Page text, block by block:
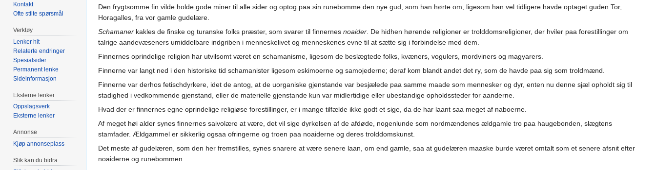
Den frygtsomme fin vilde holde gode miner til alle sider og optog paa sin runebomme den nye gud, som han hørte om, ligesom han vel tidligere havde optaget guden Tor,
Horagalles, fra vor gamle gudelære.
Schamaner kakles de finske og turanske folks præster, som svarer til finnernes noaider. De hidhen hørende religioner er trolddomsreligioner, der hviler paa forestillinger om
talrige aandevæseners umiddelbare indgriben i menneskelivet og menneskenes evne til at sætte sig i forbindelse med dem.
Finnernes oprindelige religion har utvilsomt været en schamanisme, ligesom de beslægtede folks, kvæners, vogulers, mordviners og magyarers.
Finnerne var langt ned i den historiske tid schamanister ligesom eskimoerne og samojederne; deraf kom blandt andet det ry, som de havde paa sig som troldmænd.
Finnerne var derhos fetischdyrkere, idet de antog, at de uorganiske gjenstande var besjælede paa samme maade som mennesker og dyr, enten nu denne sjæl opholdt sig til
stadighed i vedkommende gjenstand, eller de materielle gjenstande kun var midlertidige eller ubestandige opholdssteder for aanderne.
Hvad der er finnernes egne oprindelige religiøse forestillinger, er i mange tilfælde ikke godt et sige, da de har laant saa meget af naboerne.
Af meget høi alder synes finnernes saivolære at være, det vil sige dyrkelsen af de afdøde, nogenlunde som nordmændenes ældgamle tro paa haugebonden, slægtens
stamfader. Ældgammel er sikkerlig ogsaa ofringerne og troen paa noaiderne og deres trolddomskunst.
Det meste af gudelæren, som den her fremstilles, synes snarere at være senere laan, om end gamle, saa at gudelæren maaske burde været omtalt som et senere afsnit efter
noaiderne og runebommen.
Kontakt
Ofte stilte spørsmål
Verktøy
Lenker hit
Relaterte endringer
Spesialsider
Permanent lenke
Sideinformasjon
Eksterne lenker
Oppslagsverk
Eksterne lenker
Annonse
Kjøp annonseplass
Slik kan du bidra